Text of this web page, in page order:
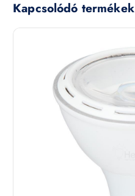
Kapcsolódó termékek